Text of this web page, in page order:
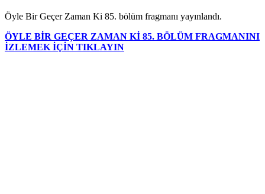
Öyle Bir Geçer Zaman Ki 85. bölüm fragmanı yayınlandı.
ÖYLE BİR GEÇER ZAMAN Kİ 85. BÖLÜM FRAGMANINI
İZLEMEK İÇİN TIKLAYIN